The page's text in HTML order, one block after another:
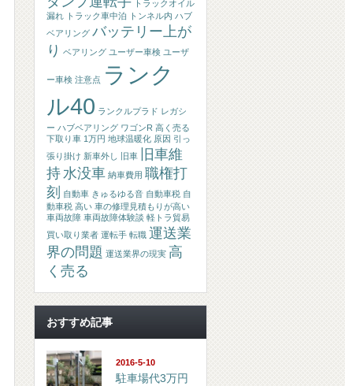
トラックオイル
漏れ
トラック車中泊 トンネル内 ハブ
ベアリング バッテリー上が
り ベアリング ユーザー車検 ユーザ
ー車検 注意点 ランク
ル40 ランクルプラド レガシ
ー ハブベアリング ワゴンR 高く売る
下取り車 1万円 地球温暖化 原因 引っ
張り掛け 新車外し 旧車
旧車維
持水没車 納車費用 職権打
刻
自動車 きゅるゆる音 自動車税 自
動車税 高い 車の修理見積もりが高い
車両故障 車両故障体験談 軽トラ貿易
買い取り業者 運転手 転職 運送業
界の問題 運送業界の現実 高
く売る
おすすめ記事
2016-5-10
駐車場代3万円